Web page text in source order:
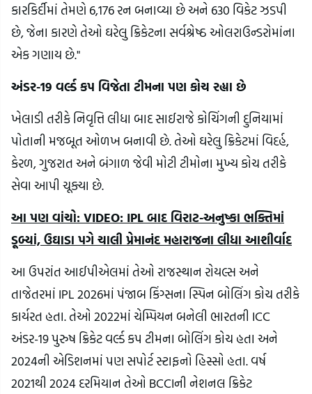
કારકિર્દીમાં તેમણે 6,176 રન બનાવ્યા છે અને 630 વિકેટ ઝડપી
છે, જેના કારણે તેઓ ઘરેલુ ક્રિકેટના સર્વશ્રેષ્ઠ ઓલરાઉન્ડરોમાંના
એક ગણાય છે."
અંડર-19 વર્લ્ડ કપ વિજેતા ટીમના પણ કોચ રહ્યા છે
ખેલાડી તરીકે નિવૃત્તિ લીધા બાદ સાઈરાજે કોચિંગની દુનિયામાં
પોતાની મજબૂત ઓળખ બનાવી છે. તેઓ ઘરેલુ ક્રિકેટમાં વિદર્હ,
કેરળ, ગુજરાત અને બંગાળ જેવી મોટી ટીમોના મુખ્ય કોચ તરીકે
સેવા આપી ચૂક્યા છે.
આ પણ વાંચો: VIDEO: IPL બાદ વિરાટ-અનુષ્કા ભક્તિમાં
ડૂબ્યાં, ઉઘાડા પગે ચાલી પ્રેમાનંદ મહારાજના લીધા આશીર્વાદ
આ ઉપરાંત આઈપીએલમાં તેઓ રાજસ્થાન રોયલ્સ અને
તાજેતરમાં IPL 2026માં પંજાબ કિંગ્સના સ્પિન બોલિંગ કોચ તરીકે
કાર્યરત હતા. તેઓ 2022માં ચેમ્પિયન બનેલી ભારતની ICC
અંડર-19 પુરુષ ક્રિકેટ વર્લ્ડ કપ ટીમના બોલિંગ કોચ હતા અને
2024ની એડિશનમાં પણ સપોર્ટ સ્ટાફનો હિસ્સો હતા. વર્ષ
2021થી 2024 દરમિયાન તેઓ BCCIની નેશનલ ક્રિકેટ